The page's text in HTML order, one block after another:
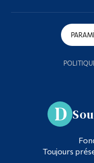
Toujours